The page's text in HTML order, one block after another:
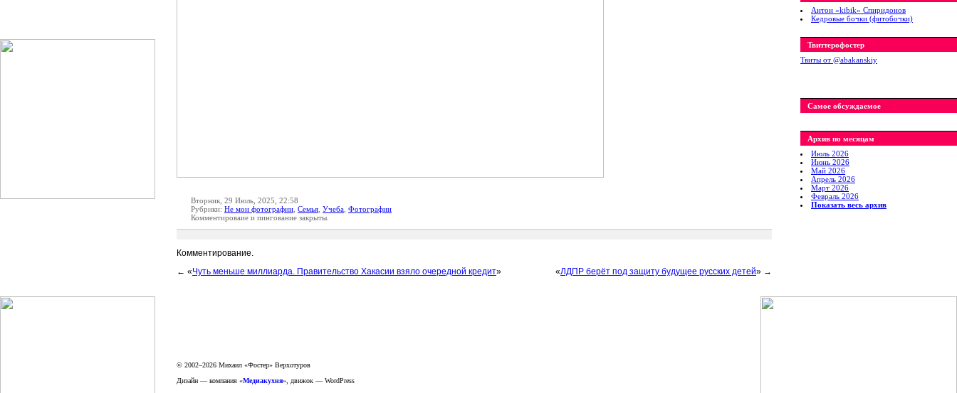
Вторник, 29 Июль, 2025, 22:58
Рубрики: Не мои фотографии Семья Учеба Фотографии
Комментироваие и пингование закрыты.
Комментирование.
← «Чуть меньше миллиарда. Правительство Хакасии взяло очередной кредит» «ЛДПР берёт под защиту будущее русских детей» →
Антон «kibik» Спиридонов
Кедровые бочки (фитобочки)
Твиттерофостер
Твиты от ‎@abakanskiy
Самое обсуждаемое
Архив по месяцам
Июль 2026
Июнь 2026
Май 2026
Апрель 2026
Март 2026
Февраль 2026
Показать весь архив
© 2002–2026 Михаил «Фостер» Верхотуров
Дизайн — компания «Медиакухня», движок — WordPress